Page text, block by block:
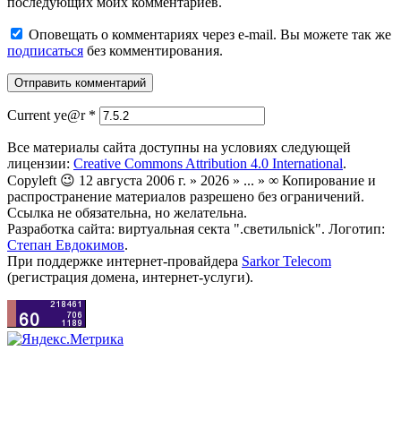
Оповещать о комментариях через e-mail. Вы можете так же
подписаться без комментирования.
Current ye@r *
Все материалы сайта доступны на условиях следующей
лицензии: Creative Commons Attribution 4.0 International.
Copyleft 😉 12 августа 2006 г. » 2026 » ... » ∞ Копирование и
распространение материалов разрешено без ограничений.
Ссылка не обязательна, но желательна.
Разработка сайта: виртуальная секта ".светильnick". Логотип:
Степан Евдокимов.
При поддержке интернет-провайдера Sarkor Telecom
(регистрация домена, интернет-услуги).